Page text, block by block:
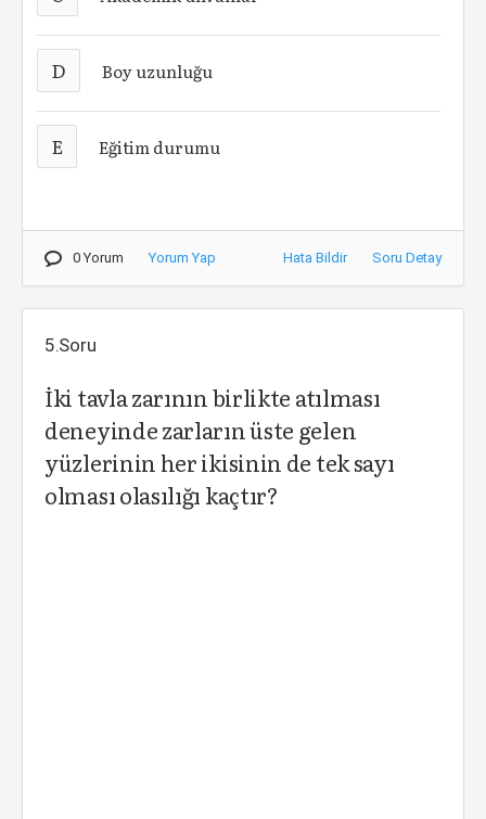
D Boy uzunluğu
E Eğitim durumu
0 Yorum Yorum Yap Hata Bildir Soru Detay
5.Soru
İki tavla zarının birlikte atılması
deneyinde zarların üste gelen
yüzlerinin her ikisinin de tek sayı
olması olasılığı kaçtır?